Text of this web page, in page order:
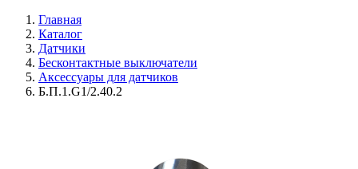
Главная
Каталог
Датчики
Бесконтактные выключатели
Аксессуары для датчиков
Б.П.1.G1/2.40.2